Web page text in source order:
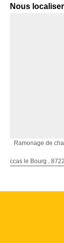
Nous localiser
Ramonage de
ccas le Bourg ,